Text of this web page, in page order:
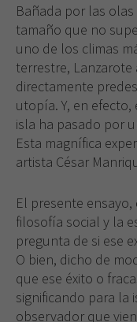
Bañada por las
tamaño que no
uno de los climas
terrestre,
directamente
utopía. Y, en
isla ha pasado por
Esta magnífica
artista César
El presente
filosofía social y la
pregunta de si ese
O bien, dicho de
que ese éxito o
significando para la
observador que